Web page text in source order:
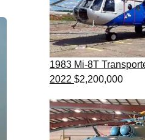
1983 Mi-8T
2022 $2,200,000